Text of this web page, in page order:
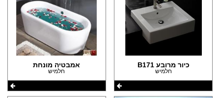
כיור מרובע B171
חלמיש
אמבטיה מונחת
חלמיש